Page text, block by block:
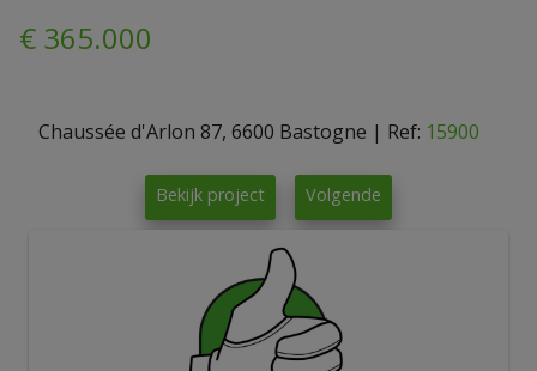
€ 365.000
Chaussée d'Arlon 87, 6600 Bastogne | Ref: 15900
Bekijk project Volgende